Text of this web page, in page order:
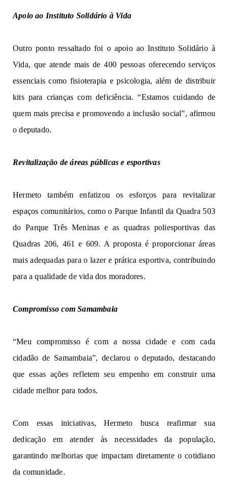
Apoio ao Instituto Solidário à Vida
Outro ponto ressaltado foi o apoio ao Instituto Solidário à
Vida, que atende mais de 400 pessoas oferecendo serviços
essenciais como fisioterapia e psicologia, além de distribuir
kits para crianças com deficiência. “Estamos cuidando de
quem mais precisa e promovendo a inclusão social”, afirmou
o deputado.
Revitalização de áreas públicas e esportivas
Hermeto também enfatizou os esforços para revitalizar
espaços comunitários, como o Parque Infantil da Quadra 503
do Parque Três Meninas e as quadras poliesportivas das
Quadras 206, 461 e 609. A proposta é proporcionar áreas
mais adequadas para o lazer e prática esportiva, contribuindo
para a qualidade de vida dos moradores.
Compromisso com Samambaia
“Meu compromisso é com a nossa cidade e com cada
cidadão de Samambaia”, declarou o deputado, destacando
que essas ações refletem seu empenho em construir uma
cidade melhor para todos.
Com essas iniciativas, Hermeto busca reafirmar sua
dedicação em atender às necessidades da população,
garantindo melhorias que impactam diretamente o cotidiano
da comunidade.